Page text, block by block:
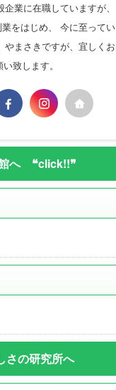
業に在職していますが、
をはじめ、 今に至ってい
やまさきですが、宜しくお
い致します。
へ ❝click!!❞
さの研究所へ